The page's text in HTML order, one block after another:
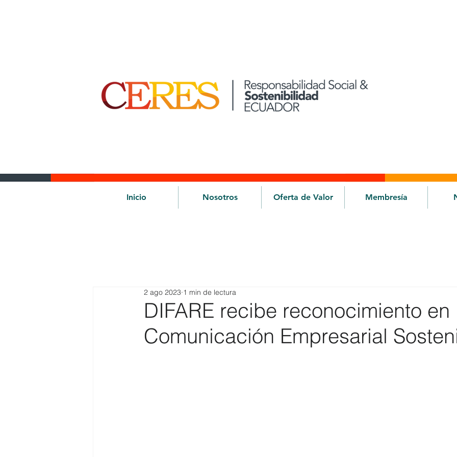
Inicio Nosotros Oferta de Valor Membresía
DIFARE recibe reconocimiento en
Comunicación Empresarial
2 ago 2023 1 min de lectura